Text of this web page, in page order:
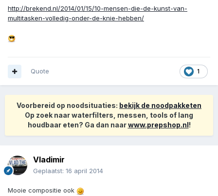
http://brekend.nl/2014/01/15/10-mensen-die-de-kunst-van-
multitasken-volledig-onder-de-knie-hebben/
1
Quote
Voorbereid op noodsituaties: bekijk de noodpakketen
Op zoek naar waterfilters, messen, tools of lang
houdbaar eten? Ga dan naarwww.prepshop.nl!
Vladimir
Geplaatst: 16 april 2014
Mooie compositie ook